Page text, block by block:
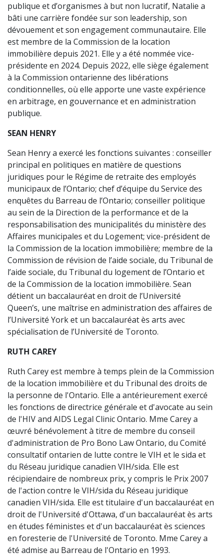
publique et d’organismes à but non lucratif, Natalie a
bâti une carrière fondée sur son leadership, son
dévouement et son engagement communautaire. Elle
est membre de la Commission de la location
immobilière depuis 2021. Elle y a été nommée vice-
présidente en 2024. Depuis 2022, elle siège également
à la Commission ontarienne des libérations
conditionnelles, où elle apporte une vaste expérience
en arbitrage, en gouvernance et en administration
publique.
SEAN HENRY
Sean Henry a exercé les fonctions suivantes : conseiller
principal en politiques en matière de questions
juridiques pour le Régime de retraite des employés
municipaux de l’Ontario; chef d’équipe du Service des
enquêtes du Barreau de l’Ontario; conseiller politique
au sein de la Direction de la performance et de la
responsabilisation des municipalités du ministère des
Affaires municipales et du Logement; vice-président de
la Commission de la location immobilière; membre de la
Commission de révision de l’aide sociale, du Tribunal de
l’aide sociale, du Tribunal du logement de l’Ontario et
de la Commission de la location immobilière. Sean
détient un baccalauréat en droit de l’Université
Queen’s, une maîtrise en administration des affaires de
l’Université York et un baccalauréat ès arts avec
spécialisation de l’Université de Toronto.
RUTH CAREY
Ruth Carey est membre à temps plein de la Commission
de la location immobilière et du Tribunal des droits de
la personne de l'Ontario. Elle a antérieurement exercé
les fonctions de directrice générale et d'avocate au sein
de l'HIV and AIDS Legal Clinic Ontario. Mme Carey a
œuvré bénévolement à titre de membre du conseil
d'administration de Pro Bono Law Ontario, du Comité
consultatif ontarien de lutte contre le VIH et le sida et
du Réseau juridique canadien VIH/sida. Elle est
récipiendaire de nombreux prix, y compris le Prix 2007
de l'action contre le VIH/sida du Réseau juridique
canadien VIH/sida. Elle est titulaire d'un baccalauréat en
droit de l'Université d'Ottawa, d'un baccalauréat ès arts
en études féministes et d'un baccalauréat ès sciences
en foresterie de l'Université de Toronto. Mme Carey a
été admise au Barreau de l'Ontario en 1993.